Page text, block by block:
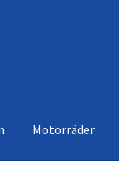
Motorräder